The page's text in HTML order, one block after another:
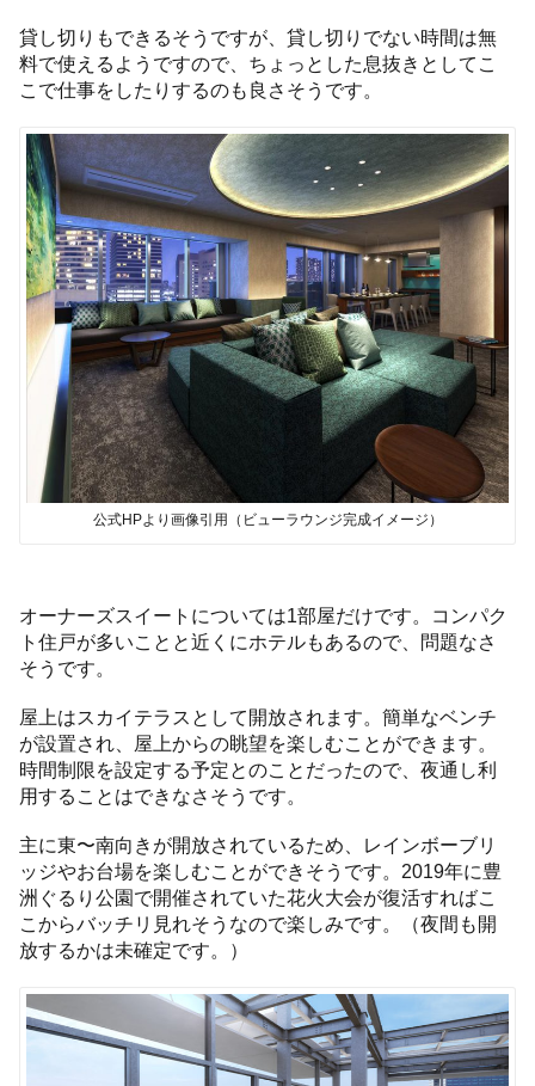
貸し切りもできるそうですが、貸し切りでない時間は無
料で使えるようですので、ちょっとした息抜きとしてこ
こで仕事をしたりするのも良さそうです。
公式HPより画像引用（ビューラウンジ完成イメージ）
オーナーズスイートについては1部屋だけです。コンパク
ト住戸が多いことと近くにホテルもあるので、問題なさ
そうです。
屋上はスカイテラスとして開放されます。簡単なベンチ
が設置され、屋上からの眺望を楽しむことができます。
時間制限を設定する予定とのことだったので、夜通し利
用することはできなさそうです。
主に東〜南向きが開放されているため、レインボーブリ
ッジやお台場を楽しむことができそうです。2019年に豊
洲ぐるり公園で開催されていた花火大会が復活すればこ
こからバッチリ見れそうなので楽しみです。（夜間も開
放するかは未確定です。）